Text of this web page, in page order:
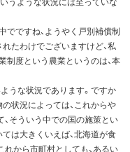
うような状況には至っていな
ですね、ようやく戸別補償制
たわけでございますけど、私
制度という農業というのは、本
うな状況であります。ですか
状況によっては、これからや
、そういう中での国の施策とい
は大きくいえば、北海道が食
れから市町村としても、あるい